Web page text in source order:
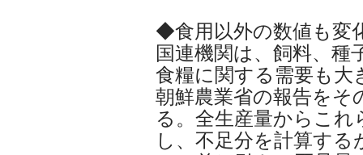
◆食用以外の数値も変
国連機関は、飼料、種
食糧に関する需要も
朝鮮農業省の報告をそ
る。全生産量からこ
し、不足分を計算す